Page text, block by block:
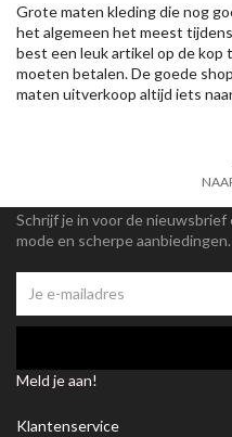
Grote maten kleding die nog
het algemeen het meest
best een leuk artikel op de kop
moeten betalen. De goede
maten uitverkoop altijd iets
Schrijf je in voor de
mode en scherpe aanbiedingen.
Meld je aan!
Klantenservice